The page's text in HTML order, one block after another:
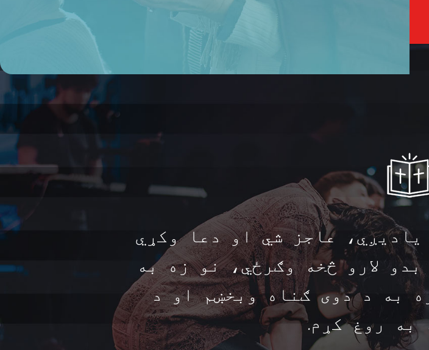
عاجز شي او دعا وکړي
لارو څخه وګرځي، نو زه به
به د دوی ګناه وبخښم او د
به روغ کړم.